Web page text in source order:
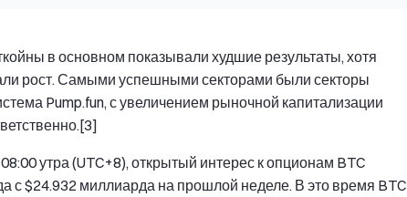
в основном показывали худшие результаты, хотя
рост. Самыми успешными секторами были секторы
Pump.fun, с увеличением рыночной капитализации
утра (UTC+8), открытый интерес к опционам BTC
с $24.932 миллиарда на прошлой неделе. В это время BTC